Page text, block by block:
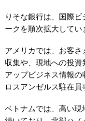
りそな銀行は、国際
ークを順次拡大してい
アメリカでは、お客
収集や、現地への投資
アップビジネス情報
ロスアンゼルス駐在員
ベトナムでは、高い